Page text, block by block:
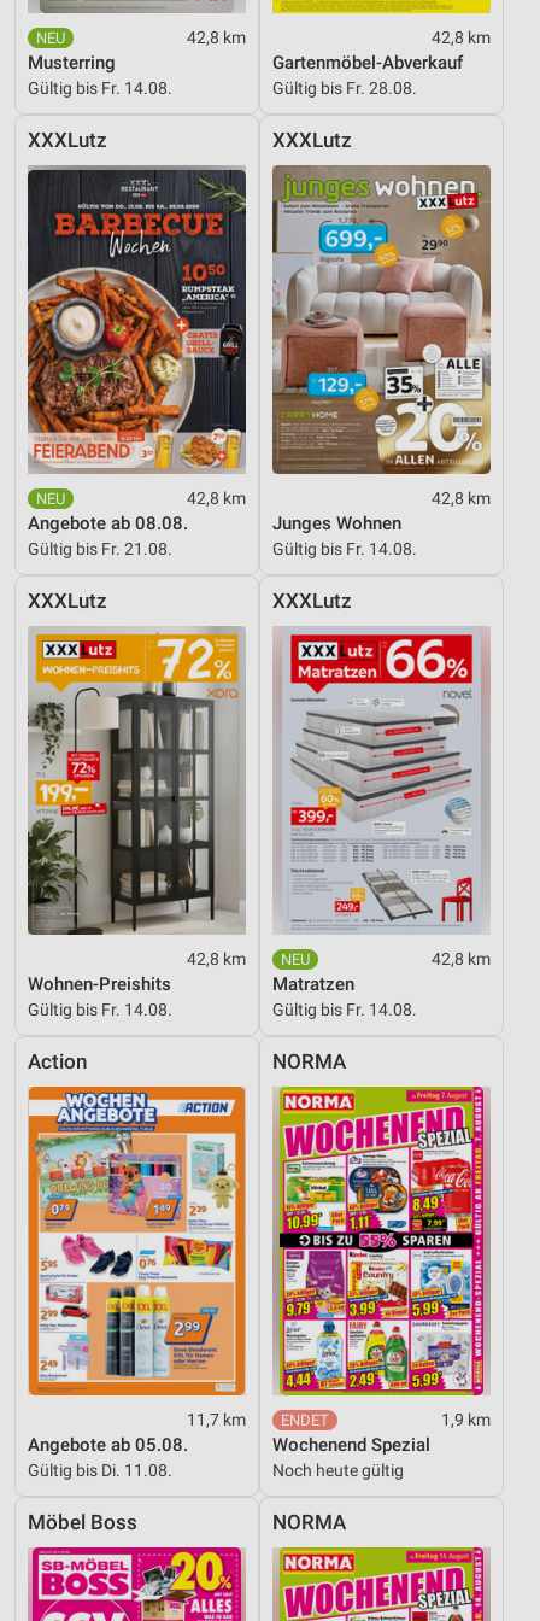
42,8 km
Musterring
Gültig bis Fr. 14.08.
42,8 km
Gartenmöbel-Abverkauf
Gültig bis Fr. 28.08.
XXXLutz
42,8 km
Angebote ab 08.08.
Gültig bis Fr. 21.08.
XXXLutz
42,8 km
Junges Wohnen
Gültig bis Fr. 14.08.
XXXLutz
42,8 km
Wohnen-Preishits
Gültig bis Fr. 14.08.
XXXLutz
42,8 km
Matratzen
Gültig bis Fr. 14.08.
Action
11,7 km
Angebote ab 05.08.
Gültig bis Di. 11.08.
NORMA
1,9 km
Wochenend Spezial
Noch heute gültig
Möbel Boss NORMA
Performance
Funktional